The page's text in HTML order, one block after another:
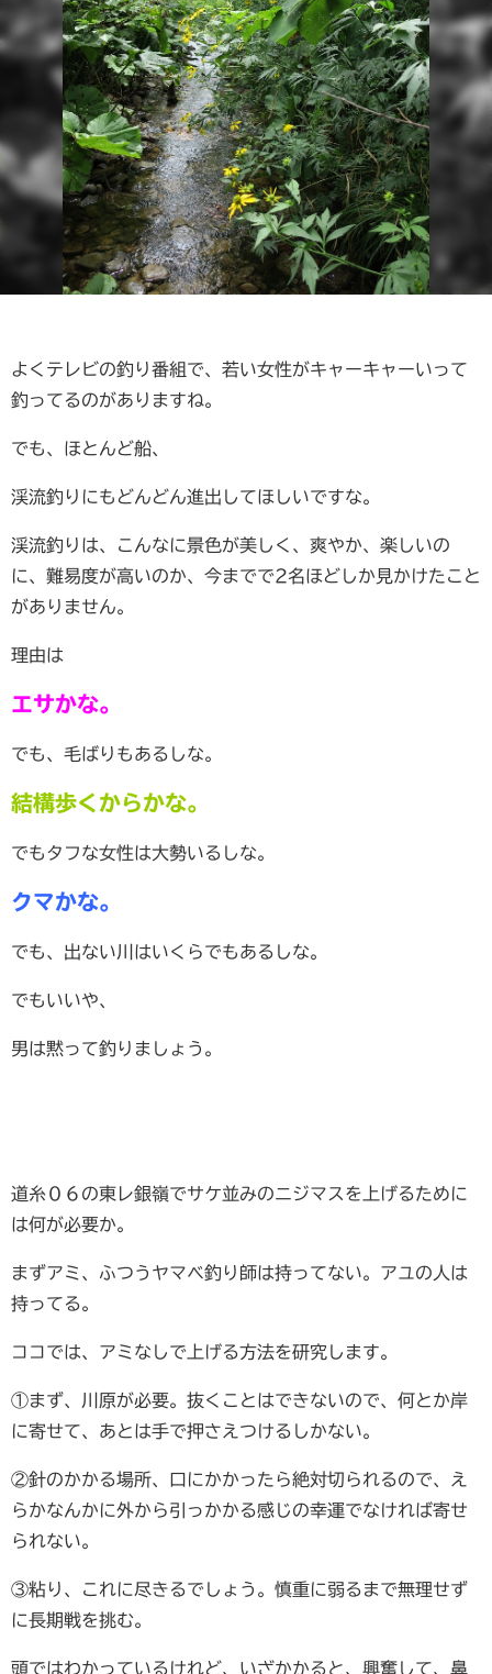
よくテレビの釣り番組で、若い女性がキャーキャーいって
釣ってるのがありますね。
でも、ほとんど船、
渓流釣りにもどんどん進出してほしいですな。
渓流釣りは、こんなに景色が美しく、爽やか、楽しいの
に、難易度が高いのか、今までで2名ほどしか見かけたこと
がありません。
理由は
エサかな。
でも、毛ばりもあるしな。
結構歩くからかな。
でもタフな女性は大勢いるしな。
クマかな。
でも、出ない川はいくらでもあるしな。
でもいいや、
男は黙って釣りましょう。
道糸０６の東レ銀嶺でサケ並みのニジマスを上げるために
は何が必要か。
まずアミ、ふつうヤマベ釣り師は持ってない。アユの人は
持ってる。
ココでは、アミなしで上げる方法を研究します。
①まず、川原が必要。抜くことはできないので、何とか岸
に寄せて、あとは手で押さえつけるしかない。
②針のかかる場所、口にかかったら絶対切られるので、え
らかなんかに外から引っかかる感じの幸運でなければ寄せ
られない。
③粘り、これに尽きるでしょう。慎重に弱るまで無理せず
に長期戦を挑む。
頭ではわかっているけれど、いざかかると、興奮して、鼻